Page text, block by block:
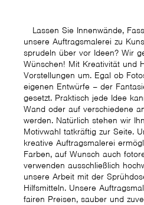
Lassen Sie Innenwände,
unsere Auftragsmalerei zu
sprudeln über vor Ideen? Wir
Wünschen! Mit Kreativität und
Vorstellungen um. Egal ob
eigenen Entwürfe – der
gesetzt. Praktisch jede Idee
Wand oder auf verschiedene
werden. Natürlich stehen wir
Motivwahl tatkräftig zur Seite.
kreative Auftragsmalerei
Farben, auf Wunsch auch
verwenden ausschließlich
unsere Arbeit mit der
Hilfsmitteln. Unsere
fairen Preisen, sauber und